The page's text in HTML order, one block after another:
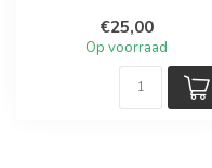
€25,00
Op voorraad